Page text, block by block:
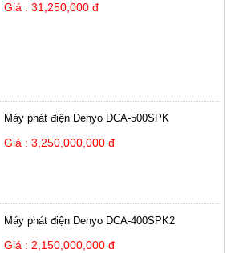
Giá : 31,250,000 đ
Máy phát điện Denyo DCA-500SPK
Giá : 3,250,000,000 đ
Máy phát điện Denyo DCA-400SPK2
Giá : 2,150,000,000 đ